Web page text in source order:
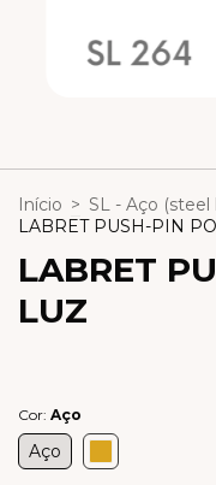
Início > SL - Aço (steel
LABRET PUSH-PIN
LABRET
LUZ
Cor: Aço
Aço